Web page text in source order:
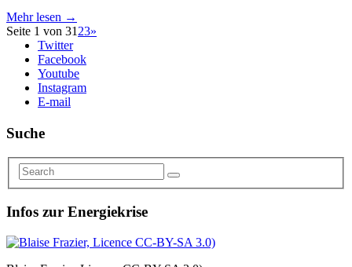
Mehr lesen →
Seite 1 von 31 23»
Twitter
Facebook
Youtube
Instagram
E-mail
Suche
Infos zur Energiekrise